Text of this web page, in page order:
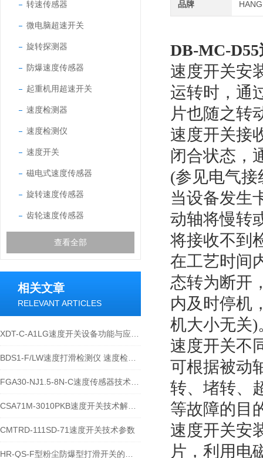
转速传感器
微电脑超速开关
旋转探测器
防爆速度传感器
起重机用超速开关
速度检测器
速度检测仪
速度开关
磁电式速度传感器
旋转速度传感器
齿轮速度传感器
查看全部
相关文章
RELEVANT ARTICLES
CMTRD-111SD-71速度开关技术参数
品牌
DB-MC-
速度开关安
运转时，通
片也随之转
速度开关接
闭合状态，
(参见电气
当设备发生
动轴将慢转
将接收不到
在工艺时间
态转为断开
内及时停机
机大小无关)
速度开关不
可根据被动
转、堵转、
等故障的目
速度开关安
片，利用电